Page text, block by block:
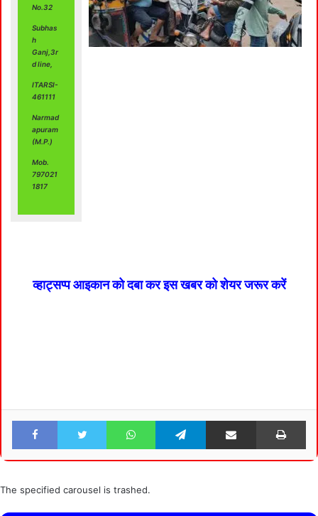
No.32
Subhas
h
Ganj,3r
d line,
ITARSI-
461111
Narmad
apuram
(M.P.)
Mob.
797021
1817
व्हाट्सप्प आइकान को दबा कर इस खबर को शेयर जरूर करें
Facebook Twitter WhatsApp Telegram Share via Email
The specified carousel is trashed.